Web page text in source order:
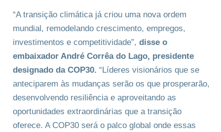
“A transição climática já criou uma nova ordem
mundial, remodelando crescimento, empregos,
investimentos e competitividade”, disse o
embaixador André Corrêa do Lago, presidente
designado da COP30. “Líderes visionários que se
anteciparem às mudanças serão os que prosperarão,
desenvolvendo resiliência e aproveitando as
oportunidades extraordinárias que a transição
oferece. A COP30 será o palco global onde essas